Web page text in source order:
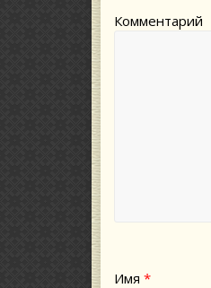
Комментарий
Имя *